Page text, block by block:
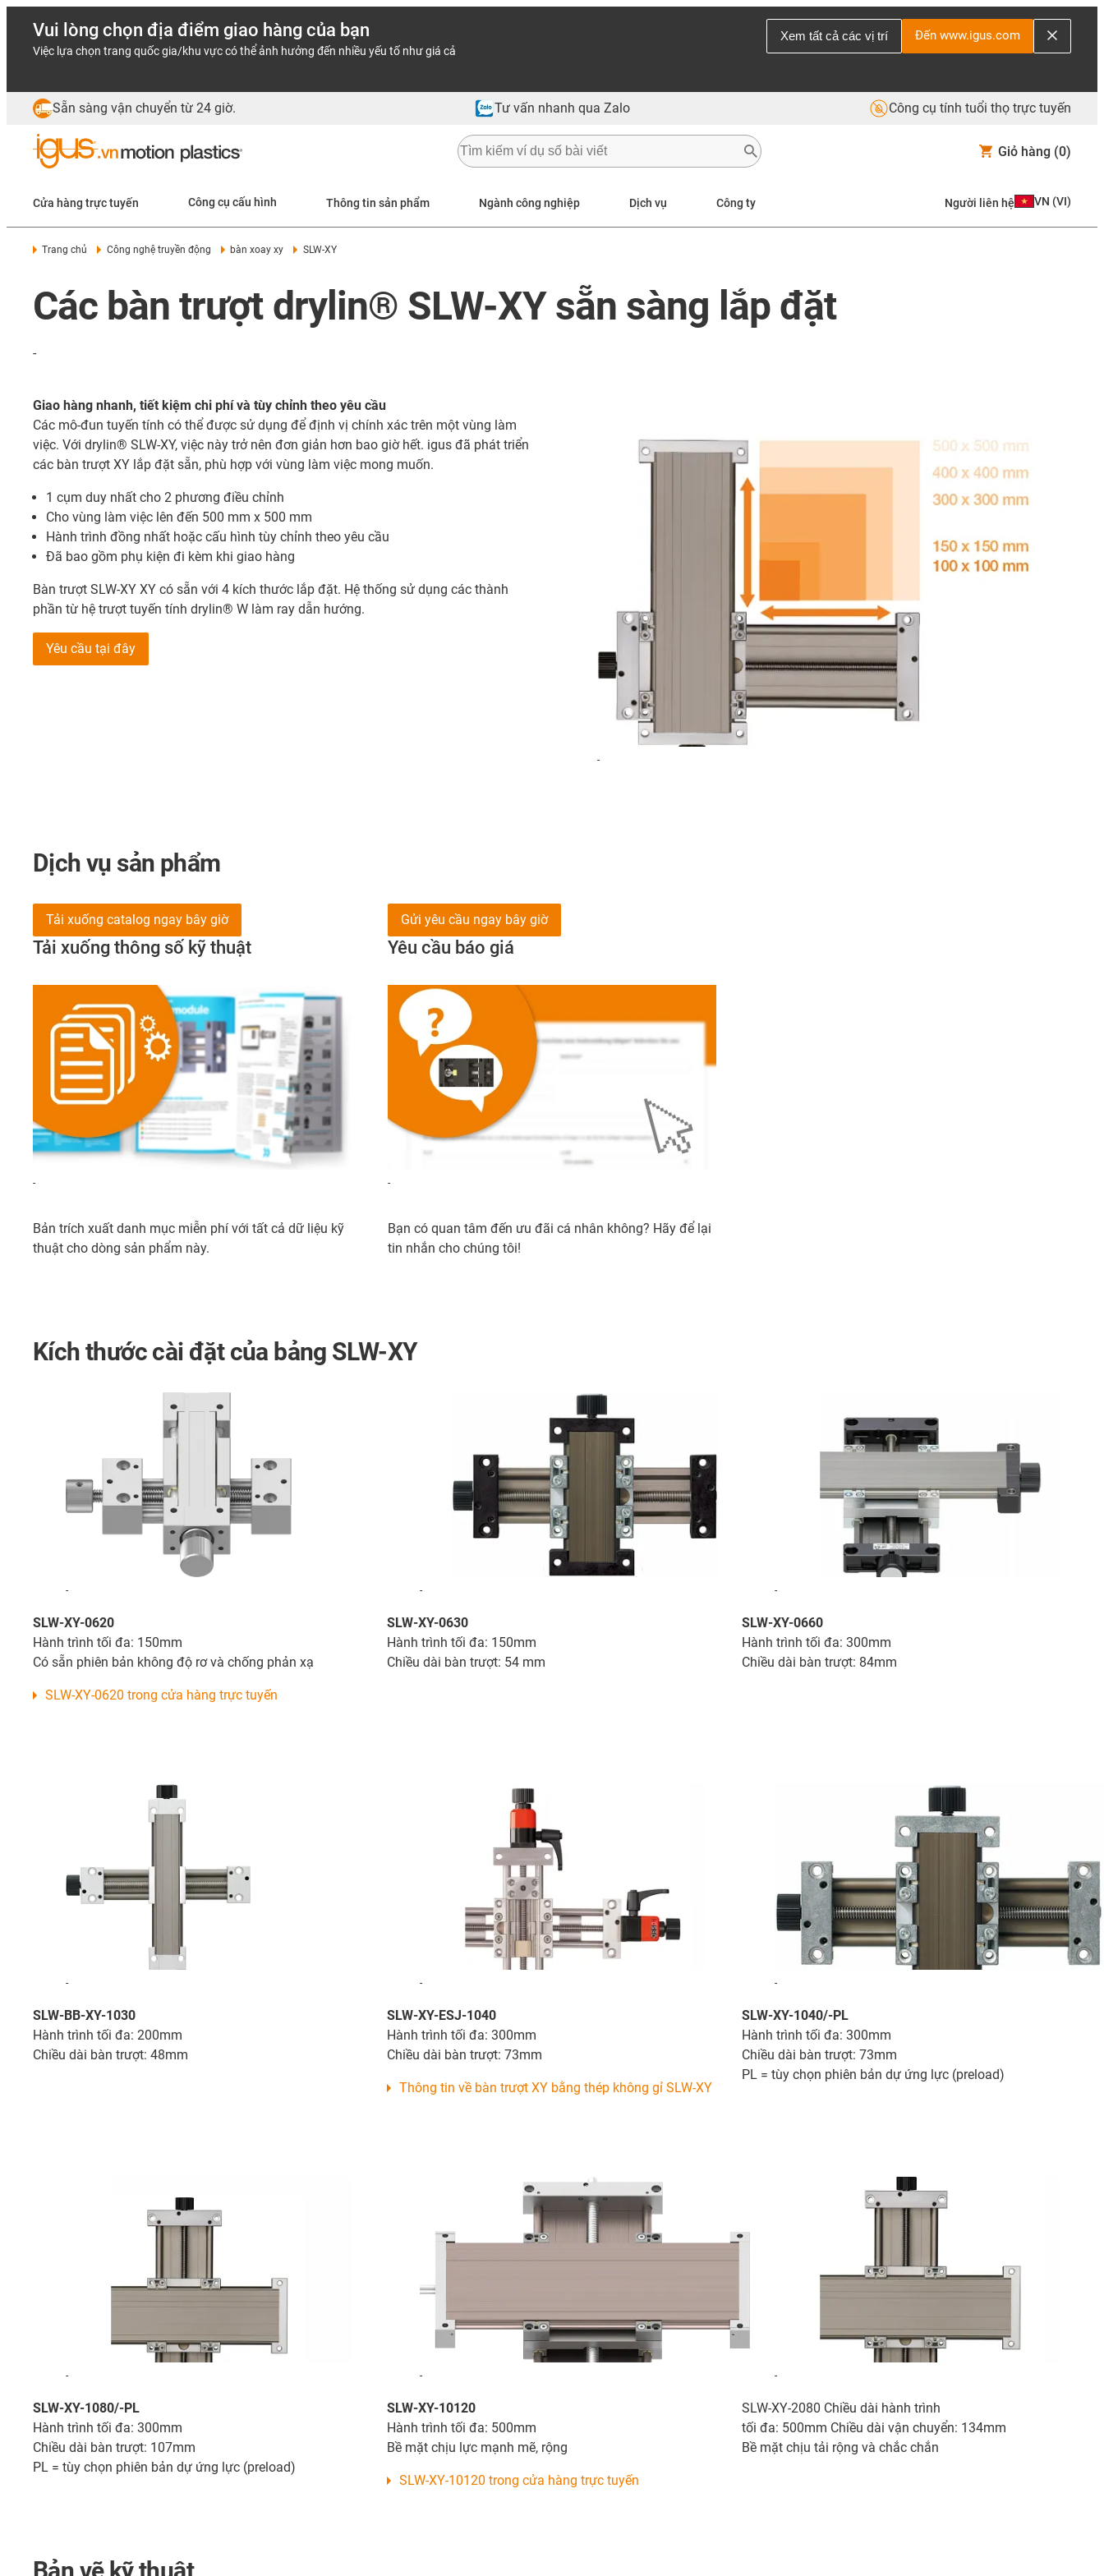
Vui lòng chọn địa điểm giao hàng của bạn
Việc lựa chọn trang quốc gia/khu vực có thể ảnh hưởng đến nhiều yếu tố như giá cả
Xem tất cả các vị trí Đến www.igus.com
Sẵn sàng vận chuyển từ 24 giờ. Tư vấn nhanh qua Zalo Công cụ tính tuổi thọ trực tuyến
Giỏ hàng (0)
Cửa hàng trực tuyến Công cụ cấu hình Thông tin sản phẩm Ngành công nghiệp Dịch vụ Công ty Người liên hệ VN (VI)
Trang chủ Công nghệ truyền động bàn xoay xy SLW-XY
Các bàn trượt drylin® SLW-XY sẵn sàng lắp đặt
-
-
Giao hàng nhanh, tiết kiệm chi phí và tùy chỉnh theo yêu cầu
Các mô-đun tuyến tính có thể được sử dụng để định vị chính xác trên một vùng làm
việc. Với drylin® SLW-XY, việc này trở nên đơn giản hơn bao giờ hết. igus đã phát triển
các bàn trượt XY lắp đặt sẵn, phù hợp với vùng làm việc mong muốn.
1 cụm duy nhất cho 2 phương điều chỉnh
Cho vùng làm việc lên đến 500 mm x 500 mm
Hành trình đồng nhất hoặc cấu hình tùy chỉnh theo yêu cầu
Đã bao gồm phụ kiện đi kèm khi giao hàng
Bàn trượt SLW-XY XY có sẵn với 4 kích thước lắp đặt. Hệ thống sử dụng các thành
phần từ hệ trượt tuyến tính drylin® W làm ray dẫn hướng.
Yêu cầu tại đây
Dịch vụ sản phẩm
Tải xuống thông số kỹ thuật
-
Bản trích xuất danh mục miễn phí với tất cả dữ liệu kỹ
thuật cho dòng sản phẩm này.
Tải xuống catalog ngay bây giờ
Yêu cầu báo giá
-
Bạn có quan tâm đến ưu đãi cá nhân không? Hãy để lại
tin nhắn cho chúng tôi!
Gửi yêu cầu ngay bây giờ
Kích thước cài đặt của bảng SLW-XY
SLW-XY-0620
Hành trình tối đa: 150mm
Có sẵn phiên bản không độ rơ và chống phản xạ
-
SLW-XY-0620 trong cửa hàng trực tuyến
SLW-XY-0630
Hành trình tối đa: 150mm
Chiều dài bàn trượt: 54 mm
-
SLW-XY-0660
Hành trình tối đa: 300mm
Chiều dài bàn trượt: 84mm
-
SLW-BB-XY-1030
Hành trình tối đa: 200mm
Chiều dài bàn trượt: 48mm
-
SLW-XY-ESJ-1040
Hành trình tối đa: 300mm
Chiều dài bàn trượt: 73mm
-
Thông tin về bàn trượt XY bằng thép không gỉ SLW-XY
SLW-XY-1040/-PL
Hành trình tối đa: 300mm
Chiều dài bàn trượt: 73mm
PL = tùy chọn phiên bản dự ứng lực (preload)
-
SLW-XY-1080/-PL
Hành trình tối đa: 300mm
Chiều dài bàn trượt: 107mm
PL = tùy chọn phiên bản dự ứng lực (preload)
-
SLW-XY-10120
Hành trình tối đa: 500mm
Bề mặt chịu lực mạnh mẽ, rộng
-
SLW-XY-10120 trong cửa hàng trực tuyến
SLW-XY-2080 Chiều dài hành trình
tối đa: 500mm Chiều dài vận chuyển: 134mm
Bề mặt chịu tải rộng và chắc chắn
-